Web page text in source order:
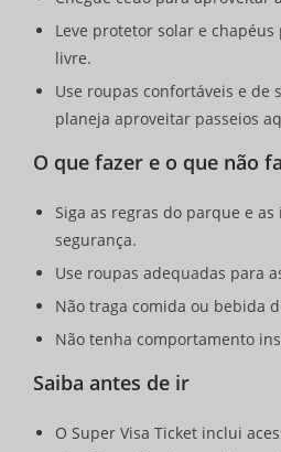
Leve protetor solar e chapéus
livre.
Use roupas confortáveis e de
planeja aproveitar passeios
O que fazer e o que não
Siga as regras do parque e
segurança.
Use roupas adequadas para
Não traga comida ou bebida
Não tenha comportamento
Saiba antes de ir
O Super Visa Ticket inclui